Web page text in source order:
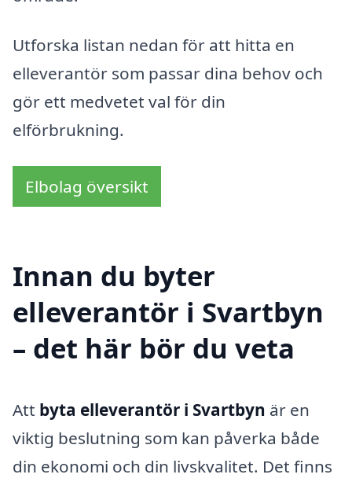
Utforska listan nedan för att hitta en
elleverantör som passar dina behov och
gör ett medvetet val för din
elförbrukning.
Elbolag översikt
Innan du byter
elleverantör i Svartbyn
– det här bör du veta
Att byta elleverantör i Svartbyn är en
viktig beslutning som kan påverka både
din ekonomi och din livskvalitet. Det finns